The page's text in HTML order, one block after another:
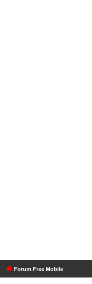
Forum Free Mobile